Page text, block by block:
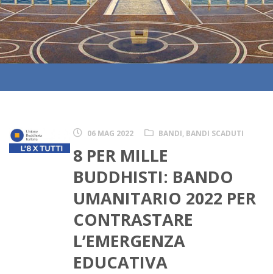
06 MAG 2022 BANDI, BANDI SCADUTI
8 PER MILLE
BUDDHISTI: BANDO
UMANITARIO 2022 PER
CONTRASTARE
L’EMERGENZA
EDUCATIVA